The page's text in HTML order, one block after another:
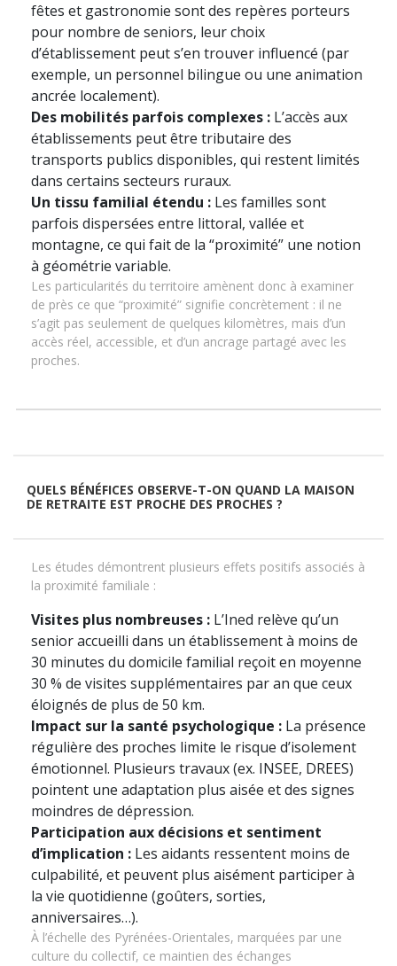
fêtes et gastronomie sont des repères porteurs
pour nombre de seniors, leur choix
d’établissement peut s’en trouver influencé (par
exemple, un personnel bilingue ou une animation
ancrée localement).
Des mobilités parfois complexes : L’accès aux
établissements peut être tributaire des
transports publics disponibles, qui restent limités
dans certains secteurs ruraux.
Un tissu familial étendu : Les familles sont
parfois dispersées entre littoral, vallée et
montagne, ce qui fait de la “proximité” une notion
à géométrie variable.
Les particularités du territoire amènent donc à examiner
de près ce que “proximité” signifie concrètement : il ne
s’agit pas seulement de quelques kilomètres, mais d’un
accès réel, accessible, et d’un ancrage partagé avec les
proches.
QUELS BÉNÉFICES OBSERVE-T-ON QUAND LA MAISON
DE RETRAITE EST PROCHE DES PROCHES ?
Les études démontrent plusieurs effets positifs associés à
la proximité familiale :
Visites plus nombreuses : L’Ined relève qu’un
senior accueilli dans un établissement à moins de
30 minutes du domicile familial reçoit en moyenne
30 % de visites supplémentaires par an que ceux
éloignés de plus de 50 km.
Impact sur la santé psychologique : La présence
régulière des proches limite le risque d’isolement
émotionnel. Plusieurs travaux (ex. INSEE, DREES)
pointent une adaptation plus aisée et des signes
moindres de dépression.
Participation aux décisions et sentiment
d’implication : Les aidants ressentent moins de
culpabilité, et peuvent plus aisément participer à
la vie quotidienne (goûters, sorties,
anniversaires…).
À l’échelle des Pyrénées-Orientales, marquées par une
culture du collectif, ce maintien des échanges